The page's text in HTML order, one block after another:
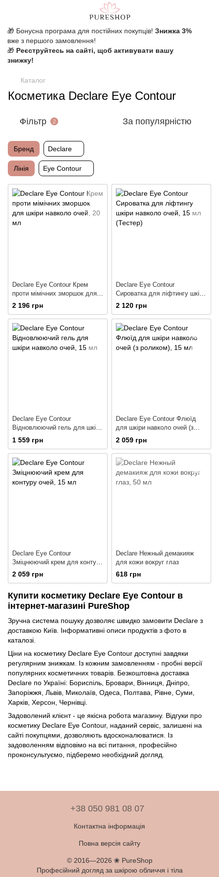
🎁 Бонусна програма для постійних покупців! Знижка 3%
вже з першого замовлення!
🎁 Реєструйтесь на сайті, щоб активувати вашу
знижку!
Каталог
Косметика Declare Eye Contour
Фільтр 2 За популярністю
Бренд Declare
Лінія Eye Contour
Declare Eye Contour Крем
проти мімічних зморшок для
шкіри навколо очей
2 196 грн
Declare Eye Contour
Сироватка для ліфтингу шкіри
навколо очей
2 120 грн
Declare Eye Contour
Відновлюючий гель для шкіри
навколо очей
1 559 грн
Declare Eye Contour Флюїд
для шкіри навколо очей (з
роликом)
2 059 грн
Declare Eye Contour
Зміцнюючий крем для контуру
очей
2 059 грн
Declare Нежный демакияж
для кожи вокруг глаз
618 грн
Купити косметику Declare Eye Contour в
інтернет-магазині PureShop
Зручна система пошуку дозволяє швидко замовити Declare з
доставкою Київ. Інформативні описи продуктів з фото в
каталозі.
Ціни на косметику Declare Eye Contour доступні завдяки
регулярним знижкам. Із кожним замовленням - пробні версії
популярних косметичних товарів. Безкоштовна доставка
Declare по Україні: Бориспіль, Бровари, Вінниця, Дніпро,
Запоріжжя, Львів, Миколаїв, Одеса, Полтава, Рівне, Суми,
Харків, Херсон, Чернівці.
Задоволений клієнт - це якісна робота магазину. Відгуки про
косметику Declare Eye Contour, наданий сервіс, залишені на
сайті покупцями, дозволяють вдосконалюватися. Із
задоволенням відповімо на всі питання, професійно
проконсультуємо, підберемо необхідний догляд.
+38 050 981 08 07
Контактна інформація
Повна версія сайту
© 2016—2026 ❀ PureShop
Професійний догляд за шкірою обличчя і тіла